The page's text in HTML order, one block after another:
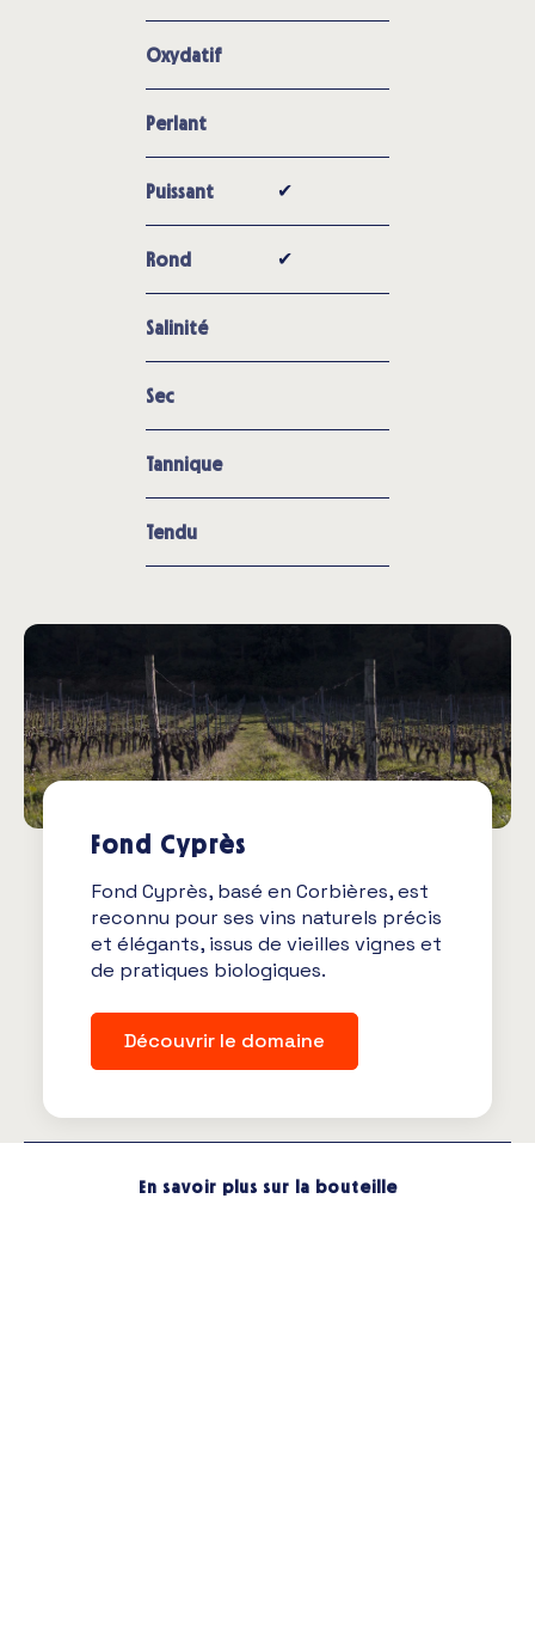
Oxydatif
Perlant
Puissant ✔︎
Rond ✔︎
Salinité
Sec
Tannique
Tendu
Fond Cyprès
Fond Cyprès, basé en Corbières, est
reconnu pour ses vins naturels précis
et élégants, issus de vieilles vignes et
de pratiques biologiques.
Découvrir le domaine
En savoir plus sur la bouteille